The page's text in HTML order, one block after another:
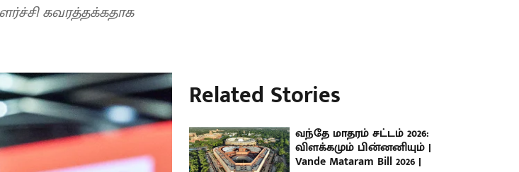
கவரத்தக்கதாக
Related Stories
வந்தே மாதரம் சட்டம் 2026:
விளக்கமும் பின்னனியும் |
Vande Mataram Bill 2026 |